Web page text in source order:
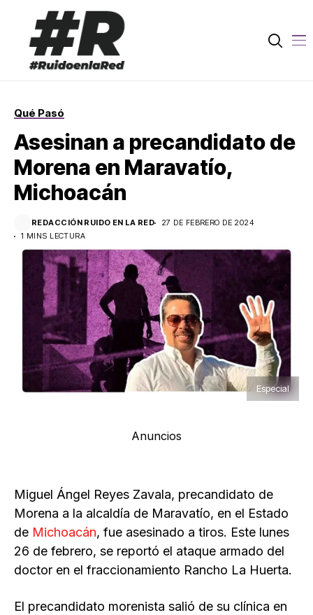
Qué Pasó
Asesinan a precandidato de
Morena en Maravatío,
Michoacán
REDACCIÓN RUIDO EN LA RED
27 DE FEBRERO DE 2024
1 MINS LECTURA
Especial
Anuncios
Miguel Ángel Reyes Zavala, precandidato de
Morena a la alcaldía de Maravatío, en el Estado
de Michoacán, fue asesinado a tiros. Este lunes
26 de febrero, se reportó el ataque armado del
doctor en el fraccionamiento Rancho La Huerta.
El precandidato morenista salió de su clínica en